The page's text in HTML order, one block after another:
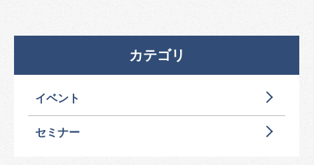
カテゴリ
イベント
セミナー